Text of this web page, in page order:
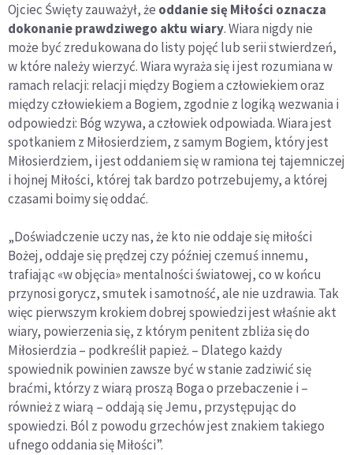
Ojciec Święty zauważył, że oddanie się Miłości oznacza
dokonanie prawdziwego aktu wiary. Wiara nigdy nie
może być zredukowana do listy pojęć lub serii stwierdzeń,
w które należy wierzyć. Wiara wyraża się i jest rozumiana w
ramach relacji: relacji między Bogiem a człowiekiem oraz
między człowiekiem a Bogiem, zgodnie z logiką wezwania i
odpowiedzi: Bóg wzywa, a człowiek odpowiada. Wiara jest
spotkaniem z Miłosierdziem, z samym Bogiem, który jest
Miłosierdziem, i jest oddaniem się w ramiona tej tajemniczej
i hojnej Miłości, której tak bardzo potrzebujemy, a której
czasami boimy się oddać.
„Doświadczenie uczy nas, że kto nie oddaje się miłości
Bożej, oddaje się prędzej czy później czemuś innemu,
trafiając «w objęcia» mentalności światowej, co w końcu
przynosi gorycz, smutek i samotność, ale nie uzdrawia. Tak
więc pierwszym krokiem dobrej spowiedzi jest właśnie akt
wiary, powierzenia się, z którym penitent zbliża się do
Miłosierdzia – podkreślił papież. – Dlatego każdy
spowiednik powinien zawsze być w stanie zadziwić się
braćmi, którzy z wiarą proszą Boga o przebaczenie i –
również z wiarą – oddają się Jemu, przystępując do
spowiedzi. Ból z powodu grzechów jest znakiem takiego
ufnego oddania się Miłości”.